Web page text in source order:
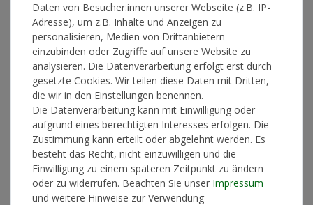
Strottos Onkel Jonny (1.76 m groß, 74 Kilogramms) rockt auf
dem Bild XL
Artikelnummer 13985
GRÖSSE
49,90 €*
Daten von Besucher:innen unserer Webseite (z.B. IP-
Adresse), um z.B. Inhalte und Anzeigen zu
personalisieren, Medien von Drittanbietern
einzubinden oder Zugriffe auf unsere Website zu
analysieren. Die Datenverarbeitung erfolgt erst durch
gesetzte Cookies. Wir teilen diese Daten mit Dritten,
die wir in den Einstellungen benennen.
Die Datenverarbeitung kann mit Einwilligung oder
aufgrund eines berechtigten Interesses erfolgen. Die
Zustimmung kann erteilt oder abgelehnt werden. Es
besteht das Recht, nicht einzuwilligen und die
Einwilligung zu einem späteren Zeitpunkt zu ändern
oder zu widerrufen. Beachten Sie unser Impressum
und weitere Hinweise zur Verwendung